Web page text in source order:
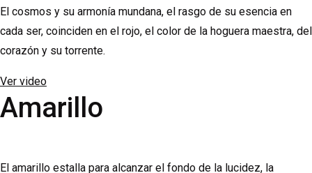
El cosmos y su armonía mundana, el rasgo de su esencia en
cada ser, coinciden en el rojo, el color de la hoguera maestra, del
corazón y su torrente.
Ver video
Amarillo
El amarillo estalla para alcanzar el fondo de la lucidez, la